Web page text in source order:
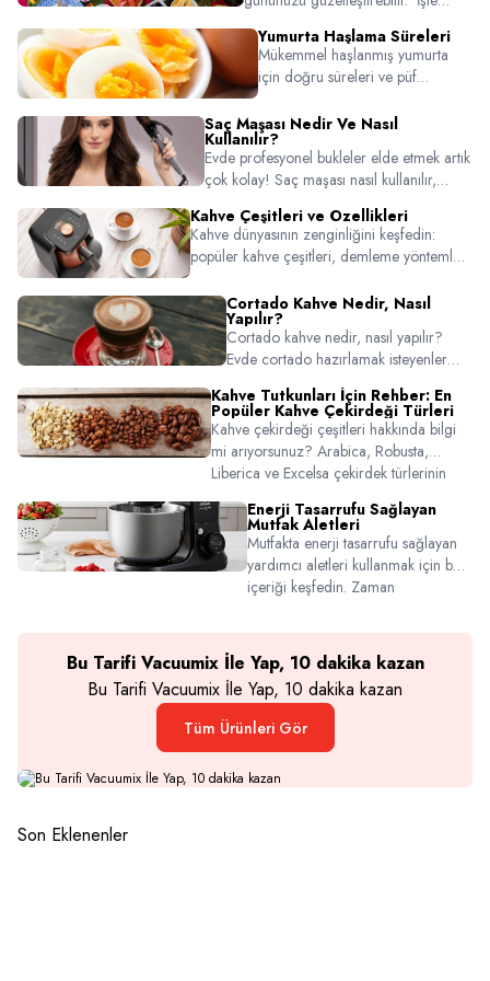
yapacak birbirinden özel pratik ve
lezzetli tarifler!
Yumurta Haşlama Süreleri
Mükemmel haşlanmış yumurta
için doğru süreleri ve püf
veya katı kıvam için pratik ipuçları.
Saç Maşası Nedir Ve Nasıl
Kullanılır?
Evde profesyonel bukleler elde etmek artık
çok kolay! Saç maşası nasıl kullanılır,
sırasında nelere dikkat edilmeli gibi tüm
püf noktalarını bu rehberde keşfedin.
Kahve Çeşitleri ve Özellikleri
Kahve dünyasının zenginliğini keşfedin:
popüler kahve çeşitleri, demleme yöntemleri
içerikte. Arzum kahve makineleriyle evde
barista kalitesinde kahveler hazırlamanın
keyfini yaşayın.
Cortado Kahve Nedir, Nasıl
Yapılır?
Cortado kahve nedir, nasıl yapılır?
Evde cortado hazırlamak isteyenler
önerilerine kadar detaylı rehber.
Cortado tarifi için tıklayın!
Kahve Tutkunları İçin Rehber: En
Popüler Kahve Çekirdeği Türleri
Kahve çekirdeği çeşitleri hakkında bilgi
mi arıyorsunuz? Arabica, Robusta,
Liberica ve Excelsa çekirdek türlerinin
zevkine uygun olduklarını keşfedin.
Enerji Tasarrufu Sağlayan
Mutfak Aletleri
Mutfakta enerji tasarrufu sağlayan
yardımcı aletleri kullanmak için bu
içeriği keşfedin. Zaman
Bu Tarifi Vacuumix İle Yap, 10 dakika kazan
Bu Tarifi Vacuumix İle Yap, 10 dakika kazan
Tüm Ürünleri Gör
Son Eklenenler